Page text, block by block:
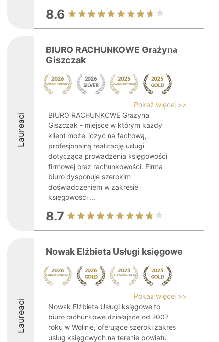
8.6
Laureaci
BIURO RACHUNKOWE Grażyna
Giszczak
Pokaż więcej >>
BIURO RACHUNKOWE Grażyna
Giszczak - miejsce w którym każdy
klient może liczyć na fachową,
profesjonalną realizację usługi
dotycząca prowadzenia księgowości
firmowej oraz rachunkowości. Firma
biuro dysponuje szerokim
doświadczeniem w zakresie
księgowości ...
8.7
Laureaci
Nowak Elżbieta Usługi księgowe
Pokaż więcej >>
Nowak Elżbieta Usługi księgowe to
biuro rachunkowe działające od 2007
roku w Wolinie, oferujące szeroki zakres
usług księgowych na terenie powiatu